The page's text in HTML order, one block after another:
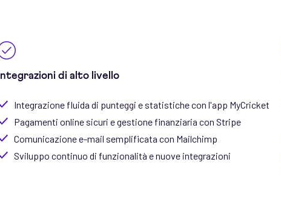
Integrazioni di alto livello
Integrazione fluida di punteggi e statistiche con l'app MyCricket
Pagamenti online sicuri e gestione finanziaria con Stripe
Comunicazione e-mail semplificata con Mailchimp
Sviluppo continuo di funzionalità e nuove integrazioni